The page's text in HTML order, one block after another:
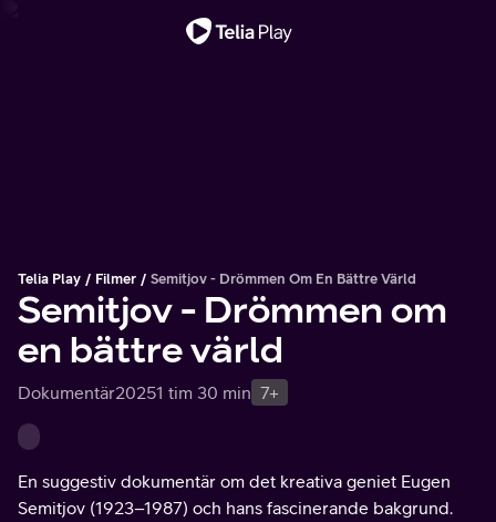
Telia Play Filmer Semitjov - Drömmen Om En Bättre Värld
Semitjov - Drömmen om
en bättre värld
Dokumentär20251 tim 30 min 7+
En suggestiv dokumentär om det kreativa geniet Eugen
Semitjov (1923–1987) och hans fascinerande bakgrund.